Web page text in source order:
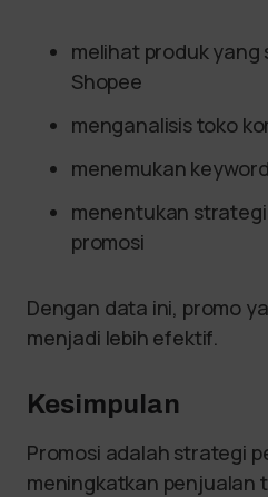
melihat produk
Shopee
menganalisis toko
menemukan
menentukan
promosi
Dengan data ini, promo
menjadi lebih efektif.
Kesimpulan
Promosi adalah strategi
meningkatkan penjualan